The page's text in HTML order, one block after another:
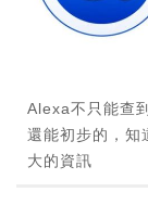
Alexa不只能查
還能初步的，知
大的資訊